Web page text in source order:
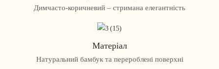
Димчасто-коричневий – стримана елегантність
Матеріал
Натуральний бамбук та перероблені поверхні